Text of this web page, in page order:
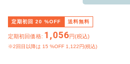
定期初回 20 %OFF 送料無料
定期初回価格: 1,056円(税込)
※2回目以降は 15 %OFF 1,122円(税込)